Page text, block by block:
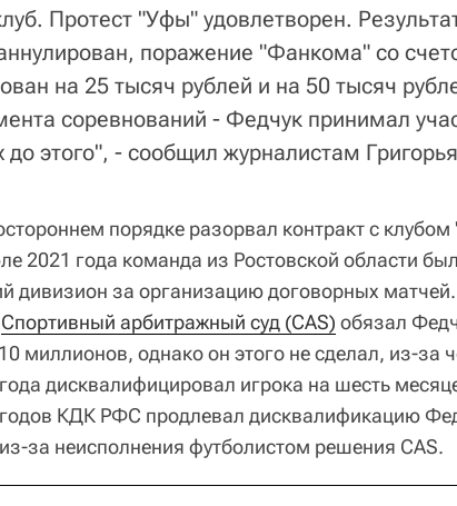
Протест "Уфы" удовлетворен.
поражение "Фанкома" со
на 25 тысяч рублей и на 50 тысяч
соревнований - Федчук принимал
этого", - сообщил журналистам
порядке разорвал контракт с
2021 года команда из Ростовской области
дивизион за организацию договорных
Спортивный арбитражный суд (CAS) обязал
миллионов, однако он этого не сделал, из-за
дисквалифицировал игрока на шесть
КДК РФС продлевал дисквалификацию
за неисполнения футболистом решения CAS.